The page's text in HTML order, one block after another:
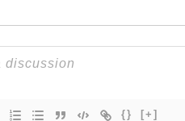
{} [+]